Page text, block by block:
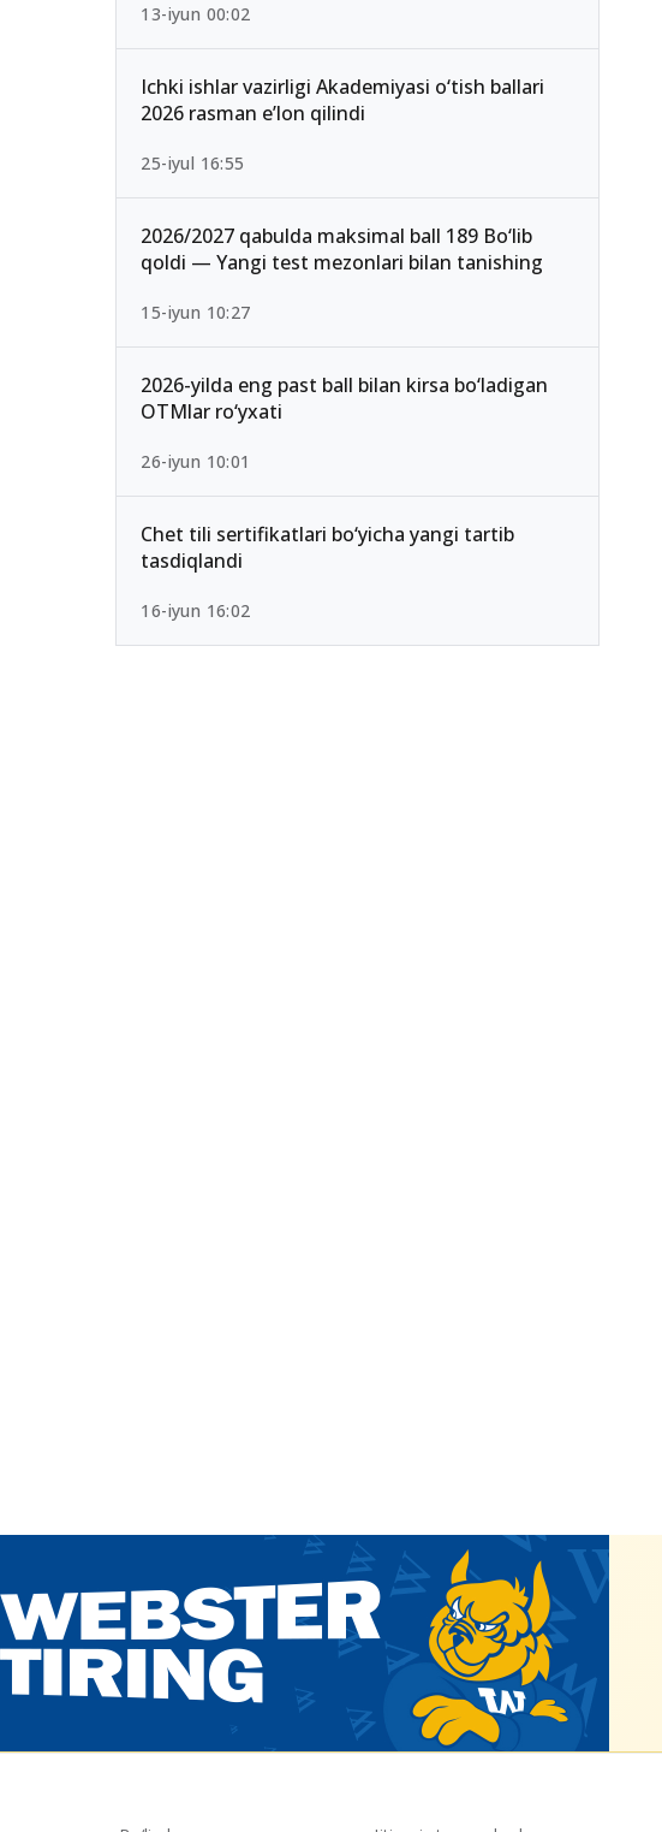
13-iyun 00:02
Ichki ishlar vazirligi Akademiyasi o‘tish ballari
2026 rasman e’lon qilindi
25-iyul 16:55
2026/2027 qabulda maksimal ball 189 Bo‘lib
qoldi — Yangi test mezonlari bilan tanishing
15-iyun 10:27
2026-yilda eng past ball bilan kirsa bo‘ladigan
OTMlar ro‘yxati
26-iyun 10:01
Chet tili sertifikatlari bo‘yicha yangi tartib
tasdiqlandi
16-iyun 16:02